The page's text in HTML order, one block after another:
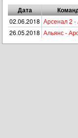
Дата
02.06.2018 Арсенал 2 -
26.05.2018 Альянс -